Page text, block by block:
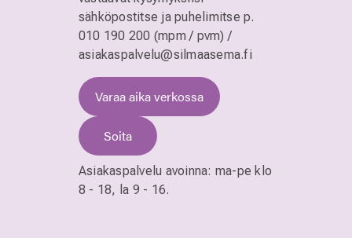
sähköpostitse ja puhelimitsep.
010 190 200 (mpm / pvm)/
asiakaspalvelu@silmaasema.fi
Varaa aika verkossa
Soita
Asiakaspalvelu avoinna: ma-pe klo
8 - 18, la 9 - 16.